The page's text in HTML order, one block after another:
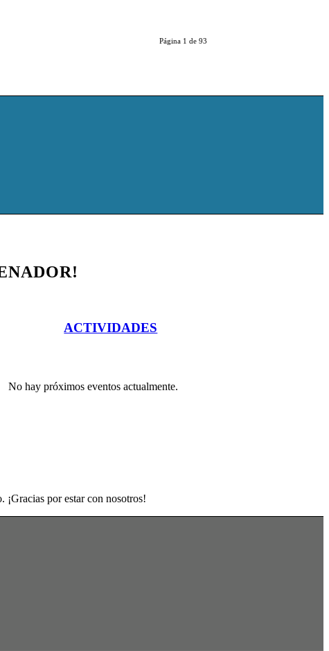
Página 1 de 93
ACTIVIDADES
No hay próximos eventos actualmente.
por estar con nosotros!